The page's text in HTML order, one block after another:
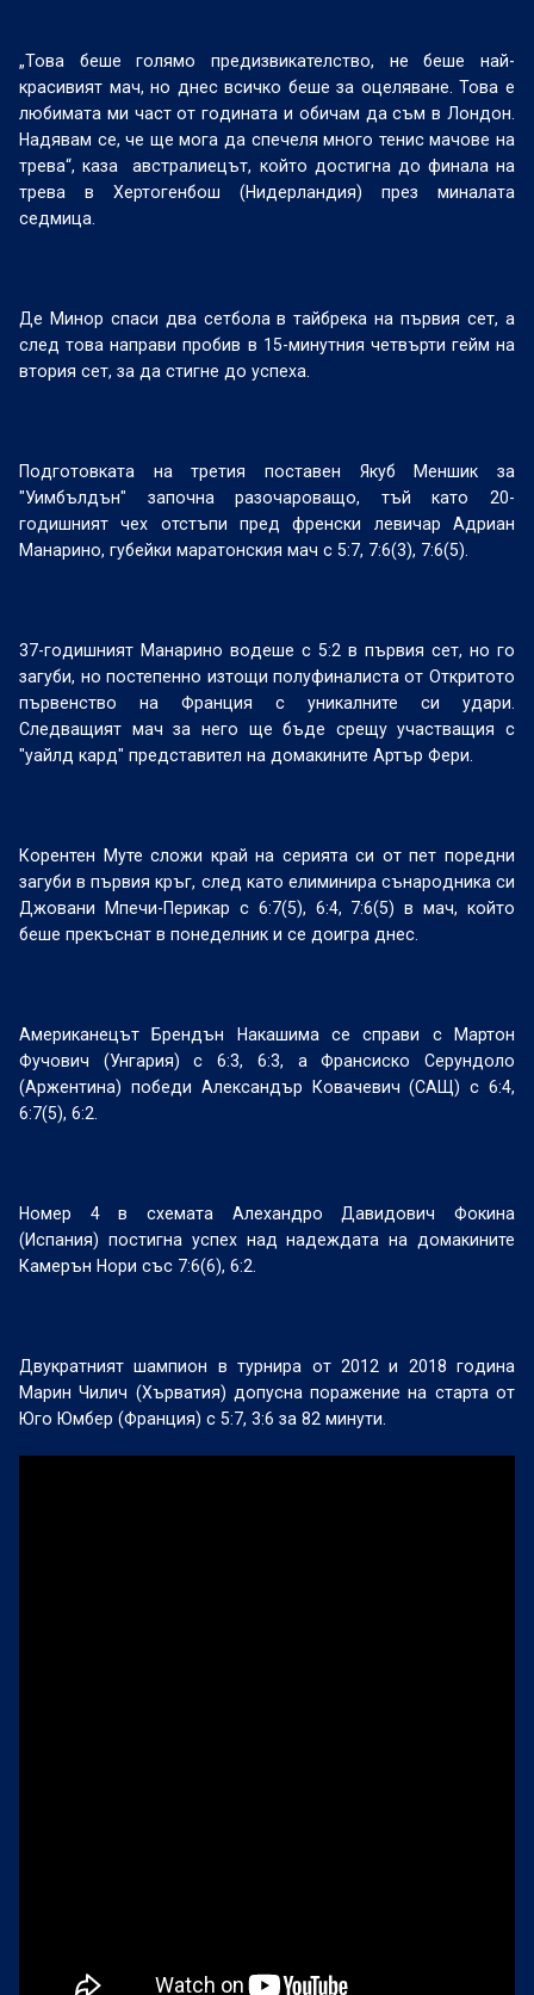
„Това беше голямо предизвикателство, не беше най-
красивият мач, но днес всичко беше за оцеляване. Това е
любимата ми част от годината и обичам да съм в Лондон.
Надявам се, че ще мога да спечеля много тенис мачове на
трева“, каза
австралиецът, който достигна до финала на
трева в Хертогенбош (Нидерландия) през миналата
седмица.
Де Минор спаси два сетбола в тайбрека на първия сет, а
след това направи пробив в 15-минутния четвърти гейм на
втория сет, за да стигне до успеха.
Подготовката на третия поставен Якуб Меншик за
"Уимбълдън" започна разочароващо, тъй като 20-
годишният чех отстъпи пред френски левичар Адриан
Манарино, губейки маратонския мач с 5:7, 7:6(3), 7:6(5).
37-годишният Манарино водеше с 5:2 в първия сет, но го
загуби, но постепенно изтощи полуфиналиста от Откритото
първенство на Франция с уникалните си удари.
Следващият мач за него ще бъде срещу участващия с
"уайлд кард" представител на домакините Артър Фери.
Корентен Муте сложи край на серията си от пет поредни
загуби в първия кръг, след като елиминира сънародника си
Джовани Мпечи-Перикар с 6:7(5), 6:4, 7:6(5) в мач, който
беше прекъснат в понеделник и се доигра днес.
Американецът Брендън Накашима се справи с Мартон
Фучович (Унгария) с 6:3, 6:3, а Франсиско Серундоло
(Аржентина) победи Александър Ковачевич (САЩ) с 6:4,
6:7(5), 6:2.
Номер 4 в схемата Алехандро Давидович Фокина
(Испания) постигна успех над надеждата на домакините
Камерън Нори със 7:6(6), 6:2.
Двукратният шампион в турнира от 2012 и 2018 година
Марин Чилич (Хърватия) допусна поражение на старта от
Юго Юмбер (Франция) с 5:7, 3:6 за 82 минути.